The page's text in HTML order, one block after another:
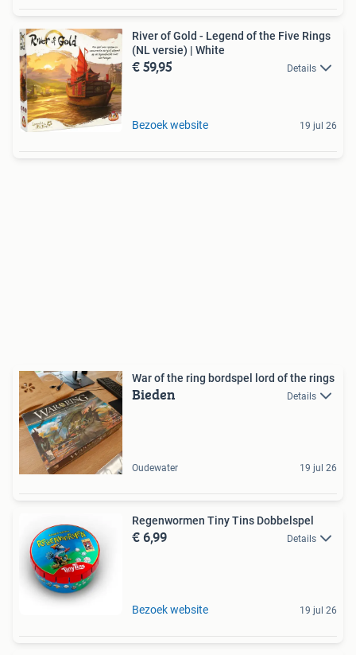
River of Gold - Legend of the Five Rings
(NL versie) | White
€ 59,95 Details
Bezoek website 19 jul 26
War of the ring bordspel lord of the rings
Bieden Details
Oudewater 19 jul 26
Regenwormen Tiny Tins Dobbelspel
€ 6,99 Details
Bezoek website 19 jul 26